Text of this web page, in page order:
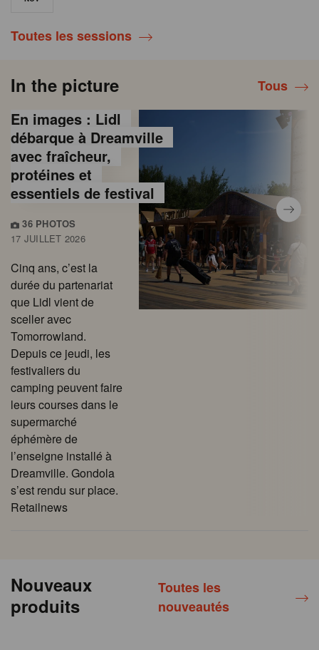
Toutes les sessions
In the picture Tous
En images : Lidl
débarque à Dreamville
avec fraîcheur,
protéines et
essentiels de festival
36 PHOTOS
17 JUILLET 2026
Cinq ans, c’est la
durée du partenariat
que Lidl vient de
sceller avec
Tomorrowland.
Depuis ce jeudi, les
festivaliers du
camping peuvent faire
leurs courses dans le
supermarché
éphémère de
l’enseigne installé à
Dreamville. Gondola
s’est rendu sur place.
Retailnews
Nouveaux
produits
Toutes les
nouveautés